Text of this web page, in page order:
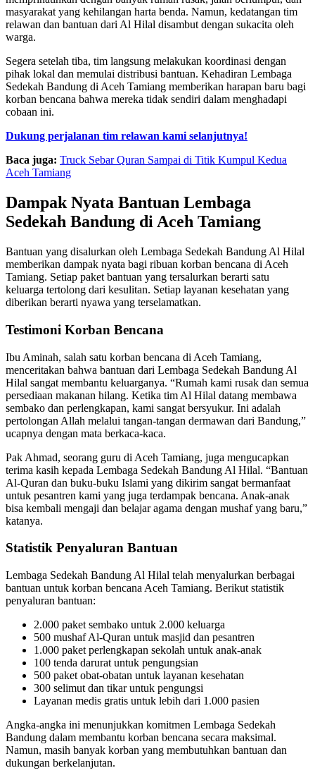
masyarakat yang kehilangan harta benda. Namun, kedatangan tim
relawan dan bantuan dari Al Hilal disambut dengan sukacita oleh
warga.
Segera setelah tiba, tim langsung melakukan koordinasi dengan
pihak lokal dan memulai distribusi bantuan. Kehadiran Lembaga
Sedekah Bandung di Aceh Tamiang memberikan harapan baru bagi
korban bencana bahwa mereka tidak sendiri dalam menghadapi
cobaan ini.
Dukung perjalanan tim relawan kami selanjutnya!
Baca juga: Truck Sebar Quran Sampai di Titik Kumpul Kedua
Aceh Tamiang
Dampak Nyata Bantuan Lembaga
Sedekah Bandung di Aceh Tamiang
Bantuan yang disalurkan oleh Lembaga Sedekah Bandung Al Hilal
memberikan dampak nyata bagi ribuan korban bencana di Aceh
Tamiang. Setiap paket bantuan yang tersalurkan berarti satu
keluarga tertolong dari kesulitan. Setiap layanan kesehatan yang
diberikan berarti nyawa yang terselamatkan.
Testimoni Korban Bencana
Ibu Aminah, salah satu korban bencana di Aceh Tamiang,
menceritakan bahwa bantuan dari Lembaga Sedekah Bandung Al
Hilal sangat membantu keluarganya. “Rumah kami rusak dan semua
persediaan makanan hilang. Ketika tim Al Hilal datang membawa
sembako dan perlengkapan, kami sangat bersyukur. Ini adalah
pertolongan Allah melalui tangan-tangan dermawan dari Bandung,”
ucapnya dengan mata berkaca-kaca.
Pak Ahmad, seorang guru di Aceh Tamiang, juga mengucapkan
terima kasih kepada Lembaga Sedekah Bandung Al Hilal. “Bantuan
Al-Quran dan buku-buku Islami yang dikirim sangat bermanfaat
untuk pesantren kami yang juga terdampak bencana. Anak-anak
bisa kembali mengaji dan belajar agama dengan mushaf yang baru,”
katanya.
Statistik Penyaluran Bantuan
Lembaga Sedekah Bandung Al Hilal telah menyalurkan berbagai
bantuan untuk korban bencana Aceh Tamiang. Berikut statistik
penyaluran bantuan:
2.000 paket sembako untuk 2.000 keluarga
500 mushaf Al-Quran untuk masjid dan pesantren
1.000 paket perlengkapan sekolah untuk anak-anak
100 tenda darurat untuk pengungsian
500 paket obat-obatan untuk layanan kesehatan
300 selimut dan tikar untuk pengungsi
Layanan medis gratis untuk lebih dari 1.000 pasien
Angka-angka ini menunjukkan komitmen Lembaga Sedekah
Bandung dalam membantu korban bencana secara maksimal.
Namun, masih banyak korban yang membutuhkan bantuan dan
dukungan berkelanjutan.